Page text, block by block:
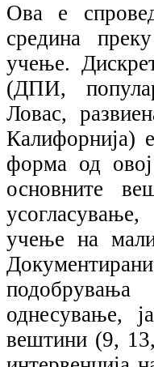
Ова е
средина
учење.
(ДПИ,
Ловас,
Калифорнија)
форма од
основните
учење на
однесување,
вештини (9,